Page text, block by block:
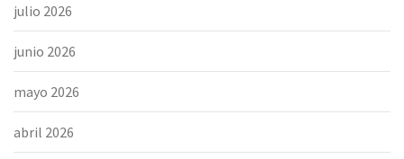
julio 2026
junio 2026
mayo 2026
abril 2026